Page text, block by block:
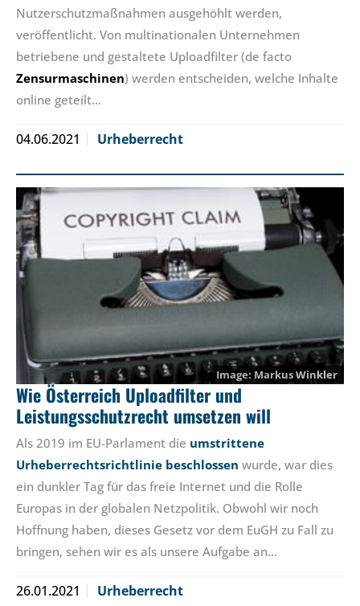
Nutzerschutzmaßnahmen ausgehöhlt werden,
veröffentlicht. Von multinationalen Unternehmen
betriebene und gestaltete Uploadfilter (de facto
Zensurmaschinen) werden entscheiden, welche Inhalte
online geteilt…
04.06.2021 Urheberrecht
Markus Winkler
Wie Österreich Uploadfilter und
Leistungsschutzrecht umsetzen will
Als 2019 im EU-Parlament die umstrittene
Urheberrechtsrichtlinie beschlossen wurde, war dies
ein dunkler Tag für das freie Internet und die Rolle
Europas in der globalen Netzpolitik. Obwohl wir noch
Hoffnung haben, dieses Gesetz vor dem EuGH zu Fall zu
bringen, sehen wir es als unsere Aufgabe an…
26.01.2021 Urheberrecht